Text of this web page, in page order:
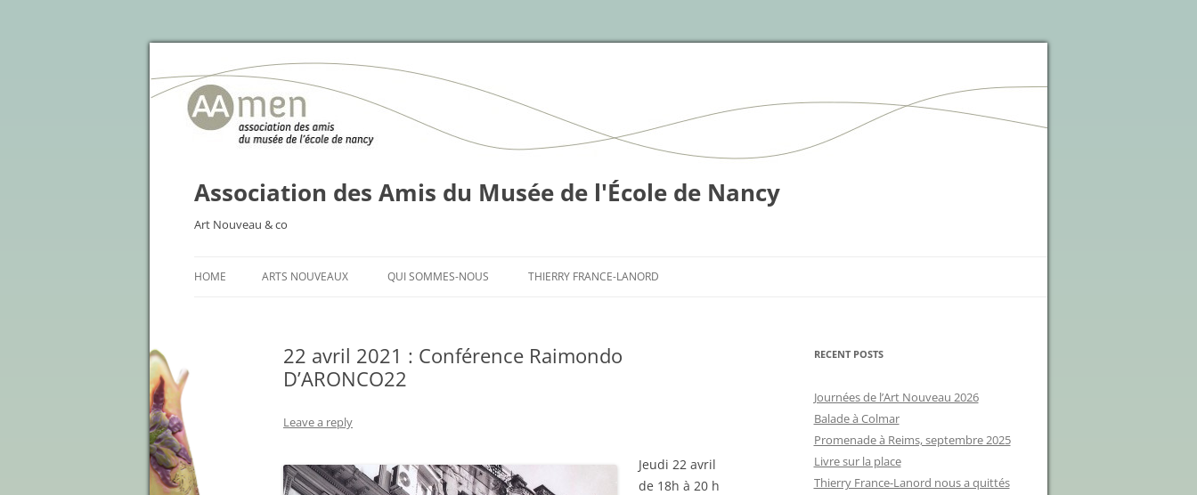
Association des Amis du Musée de l'École de Nancy
Art Nouveau & co
to
HOME ARTS NOUVEAUX QUI SOMMES-NOUS THIERRY FRANCE-LANORD
22 avril 2021 : Conférence Raimondo
D’ARONCO22
Leave a reply
Jeudi 22 avril
de 18h à 20 h
RECENT POSTS
Journées de l’Art Nouveau 2026
Balade à Colmar
Promenade à Reims, septembre 2025
Livre sur la place
Thierry France-Lanord nous a quittés